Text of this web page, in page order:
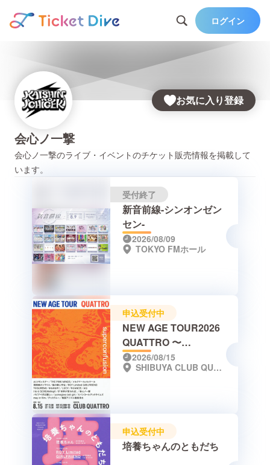
ログイン
お気に入り登録
会心ノ一撃
会心ノ一撃のライブ・イベントのチケット販売情報を掲載して
います。
受付終了
新音前線-シンオンゼン
セン-
2026/08/09
TOKYO FMホール
申込受付中
NEW AGE TOUR2026
QUATTRO 〜
Superconfusion〜
2026/08/15
SHIBUYA CLUB QUATTRO
申込受付中
培養ちゃんのともだち